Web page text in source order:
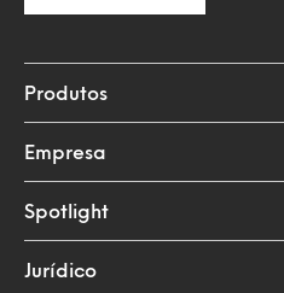
Produtos
Empresa
Spotlight
Jurídico